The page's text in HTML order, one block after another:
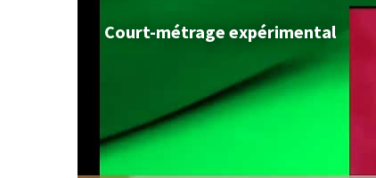
Court-métrage expérimental